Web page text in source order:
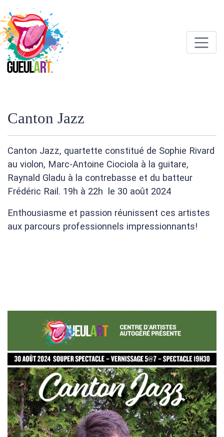
Canton Jazz
Canton Jazz, quartette constitué de Sophie Rivard
au violon, Marc-Antoine Ciociola à la guitare,
Raynald Gladu à la contrebasse et du batteur
Frédéric Rail. 19h à 22h le 30 août 2024
Enthousiasme et passion réunissent ces artistes
aux parcours professionnels impressionnants!